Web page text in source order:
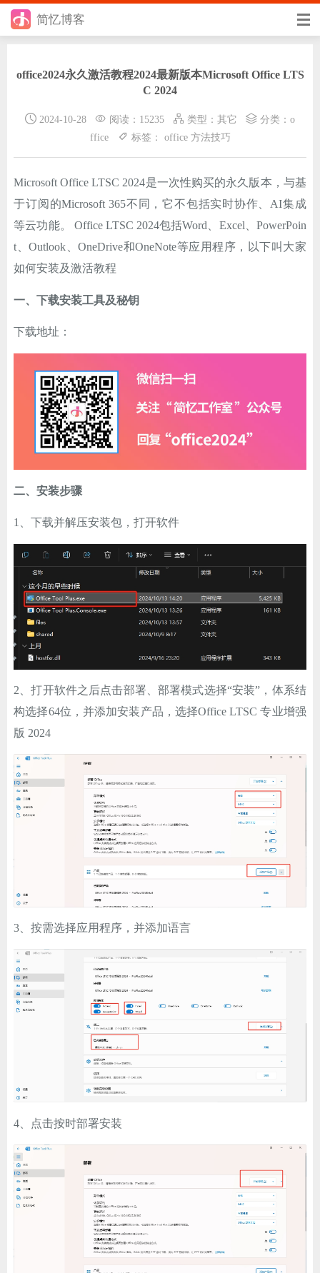
简忆博客
前端
后端
日记
其它
优秀个人博客
省钱帮
ChatGPT
office2024永久激活教程2024最新版本Microsoft Office LTS
C 2024
2024-10-28 阅读：15235 类型： 其它 分类： o
ffice
标签： office 方法技巧
Microsoft Office LTSC 2024是一次性购买的永久版本，与基
于订阅的Microsoft 365不同，它不包括实时协作、AI集成
等云功能。 Office LTSC 2024包括Word、Excel、PowerPoin
t、Outlook、OneDrive和OneNote等应用程序，以下叫大家
如何安装及激活教程
一、下载安装工具及秘钥
下载地址：
二、安装步骤
1、下载并解压安装包，打开软件
2、打开软件之后点击部署、部署模式选择“安装”，体系结
构选择64位，并添加安装产品，选择Office LTSC 专业增强
版 2024
3、按需选择应用程序，并添加语言
4、点击按时部署安装